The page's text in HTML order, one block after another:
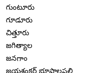
గుంటూరు
గూడూరు
చిత్తూరు
జగిత్యాల
జనగాం
జయశంకర్ భూపాలపల్లి